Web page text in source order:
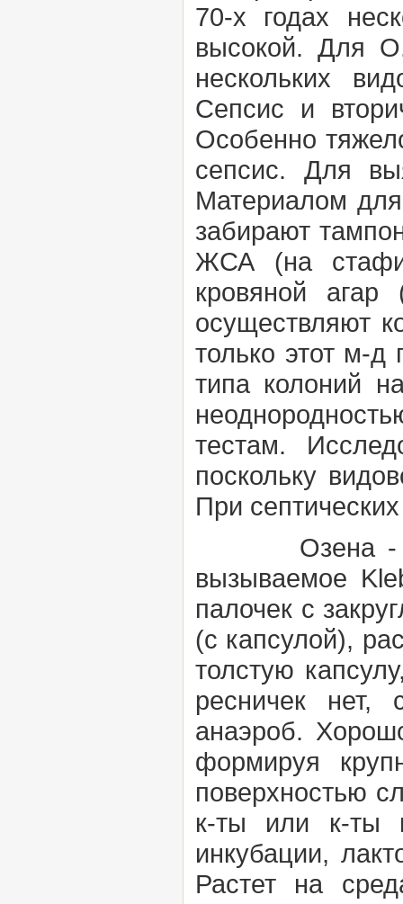
70-х годах
высокой. Для
нескольких
Сепсис и
Особенно
сепсис. Для
Материалом
забирают
ЖСА (на
кровяной
осуществляют
только этот м-д
типа колоний
тестам.
поскольку
При
Озена -
вызываемое
палочек с
(с капсулой),
толстую
ресничек нет,
анаэроб.
формируя
поверхностью
к-ты или к-ты
инкубации,
Растет на